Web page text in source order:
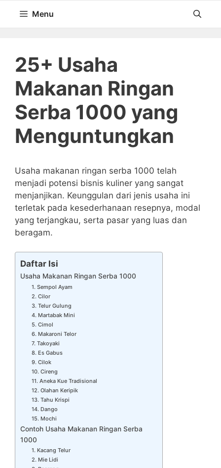
isi
Menu
25+ Usaha
Makanan Ringan
Serba 1000 yang
Menguntungkan
Usaha makanan ringan serba 1000 telah
menjadi potensi bisnis kuliner yang sangat
menjanjikan. Keunggulan dari jenis usaha ini
terletak pada kesederhanaan resepnya, modal
yang terjangkau, serta pasar yang luas dan
beragam.
Daftar Isi
Usaha Makanan Ringan Serba 1000
1. Sempol Ayam
2. Cilor
3. Telur Gulung
4. Martabak Mini
5. Cimol
6. Makaroni Telor
7. Takoyaki
8. Es Gabus
9. Cilok
10. Cireng
11. Aneka Kue Tradisional
12. Olahan Keripik
13. Tahu Krispi
14. Dango
15. Mochi
Contoh Usaha Makanan Ringan Serba
1000
1. Kacang Telur
2. Mie Lidi